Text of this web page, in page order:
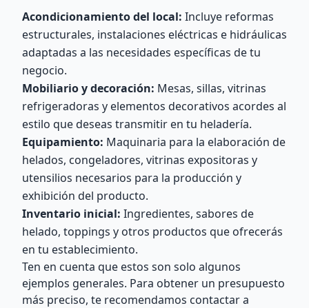
Acondicionamiento del local: Incluye reformas
estructurales, instalaciones eléctricas e hidráulicas
adaptadas a las necesidades específicas de tu
negocio.
Mobiliario y decoración: Mesas, sillas, vitrinas
refrigeradoras y elementos decorativos acordes al
estilo que deseas transmitir en tu heladería.
Equipamiento: Maquinaria para la elaboración de
helados, congeladores, vitrinas expositoras y
utensilios necesarios para la producción y
exhibición del producto.
Inventario inicial: Ingredientes, sabores de
helado, toppings y otros productos que ofrecerás
en tu establecimiento.
Ten en cuenta que estos son solo algunos
ejemplos generales. Para obtener un presupuesto
más preciso, te recomendamos contactar a